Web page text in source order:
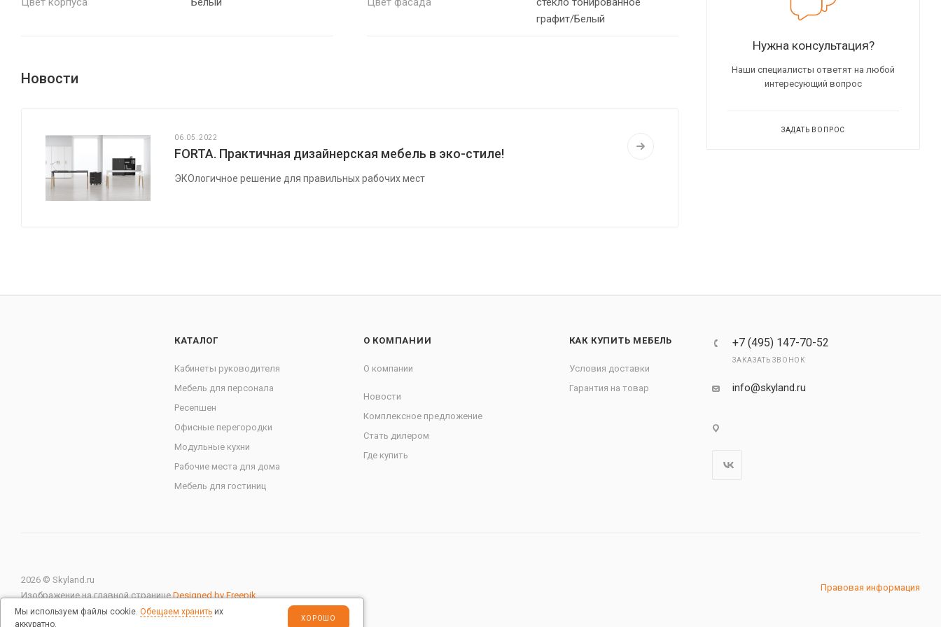
графит/Белый
Новости
06.05.2022
FORTA. Практичная дизайнерская мебель в эко-стиле!
ЭКОлогичное решение для правильных рабочих мест
Нужна консультация?
Наши специалисты ответят на любой
интересующий вопрос
ЗАДАТЬ ВОПРОС
КАТАЛОГ
Кабинеты руководителя
Мебель для персонала
Ресепшен
Офисные перегородки
Модульные кухни
Рабочие места для дома
Мебель для гостиниц
О КОМПАНИИ
О компании
Новости
Комплексное предложение
Стать дилером
Где купить
КАК КУПИТЬ МЕБЕЛЬ
Условия доставки
Гарантия на товар
+7 (495) 147-70-52
ЗАКАЗАТЬ ЗВОНОК
info@skyland.ru
2026 © Skyland.ru
Изображение на главной страницеDesigned by Freepik
Правовая информация
Мы используем файлы cookie. Обещаем хранить их
аккуратно.
ХОРОШО